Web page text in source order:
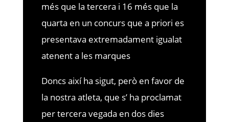
més que la tercera i 16 més que la
quarta en un concurs que a priori es
presentava extremadament igualat
atenent a les marques
Doncs així ha sigut, però en favor de
la nostra atleta, que s’ ha proclamat
per tercera vegada en dos dies